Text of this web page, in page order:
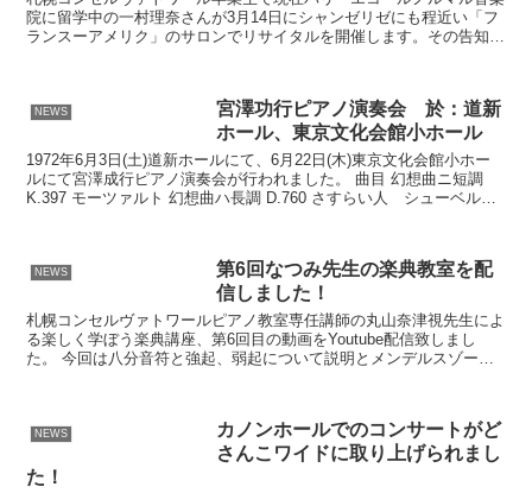
院に留学中の一村理奈さんが3月14日にシャンゼリゼにも程近い「フ
ランスーアメリク」のサロンでリサイタルを開催します。その告知記
NEWS
宮澤功行ピアノ演奏会 於：道新
ホール、東京文化会館小ホール
1972年6月3日(土)道新ホールにて、6月22日(木)東京文化会館小ホー
ルにて宮澤成行ピアノ演奏会が行われました。 曲目 幻想曲ニ短調
K.397 モーツァルト 幻想曲ハ長調 D.760 さすらい人 シューベルト
NEWS
第6回なつみ先生の楽典教室を配
信しました！
札幌コンセルヴァトワールピアノ教室専任講師の丸山奈津視先生によ
る楽しく学ぼう楽典講座、第6回目の動画をYoutube配信致しまし
た。 今回は八分音符と強起、弱起について説明とメンデルスゾーン
NEWS
カノンホールでのコンサートがど
さんこワイドに取り上げられまし
た！